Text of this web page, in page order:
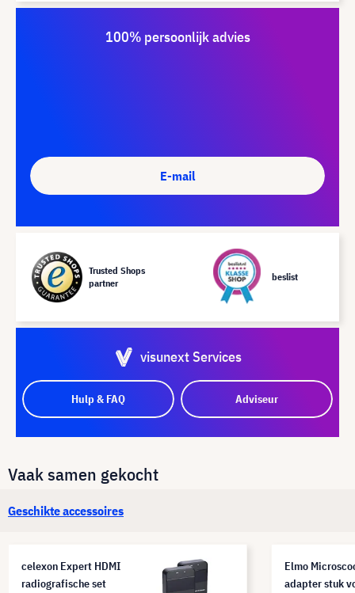
100% persoonlijk advies
E-mail
Trusted Shops
partner
beslist
visunext Services
Hulp & FAQ Adviseur
Vaak samen gekocht
Geschikte accessoires
celexon Expert HDMI
radiografische set
Elmo
adapter stuk